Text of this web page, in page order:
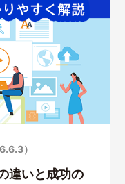
）
違いと成功の